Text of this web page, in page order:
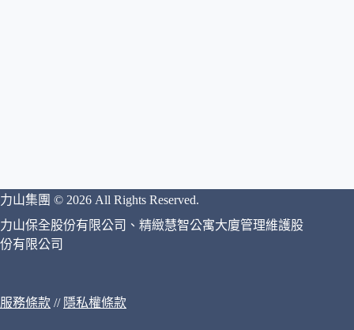
力山集團 © 2026 All Rights Reserved.
力山保全股份有限公司、精緻慧智公寓大廈管理維護股
份有限公司
服務條款 // 隱私權條款